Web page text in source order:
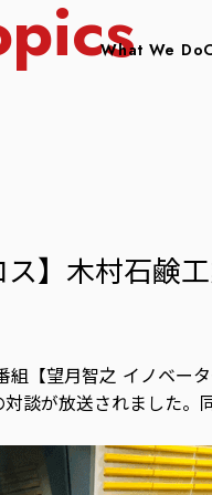
What We Do
ス】木村石鹸
【望月智之 イノベー
談が放送されました。